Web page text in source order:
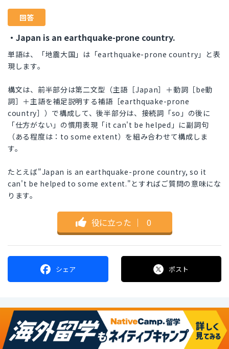
回答
・Japan is an earthquake-prone country.
単語は、「地震大国」は「earthquake-prone country」と表
現します。
構文は、前半部分は第二文型（主語［Japan］＋動詞［be動
詞］＋主語を補足説明する補語［earthquake-prone
country］）で構成して、後半部分は、接続詞「so」の後に
「仕方がない」の慣用表現「it can't be helped」に副詞句
（ある程度は：to some extent）を組み合わせて構成しま
す。
たとえば"Japan is an earthquake-prone country, so it
can't be helped to some extent."とすればご質問の意味にな
ります。
役に立った ｜ 0
シェア ポスト